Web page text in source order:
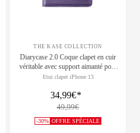
THE KASE COLLECTION
Diarycase 2.0 Coque clapet en cuir
véritable avec support aimanté pour
Apple iPhone 13, Violet Lilas
Etui clapet iPhone 13
34,99€*
49,99€
-30% OFFRE SPÉCIALE